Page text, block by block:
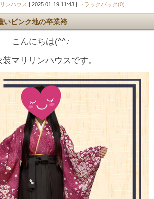
ンハウス | 2025.01.19 11:43 | トラックバック(0)
いピンク地の卒業袴
こんにちは(^^♪
マリリンハウスです。